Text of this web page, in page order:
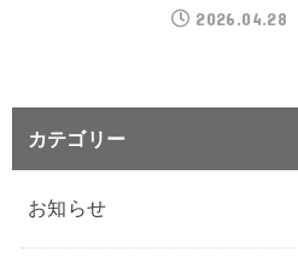
2026.04.28
カテゴリー
お知らせ